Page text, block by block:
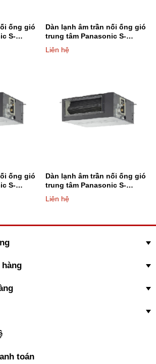
ống gió
S-
- Loại 2
Dàn lạnh âm trần nối ống gió
trung tâm Panasonic S-
28MF2E5A8 9.600BTU - Loại 2
chiều (AST trung bình)
Liên hệ
ống gió
S-
- Loại
Dàn lạnh âm trần nối ống gió
trung tâm Panasonic S-
56MF2E5A8 19.100BTU - Loại
2 chiều (AST trung bình)
Liên hệ
toán